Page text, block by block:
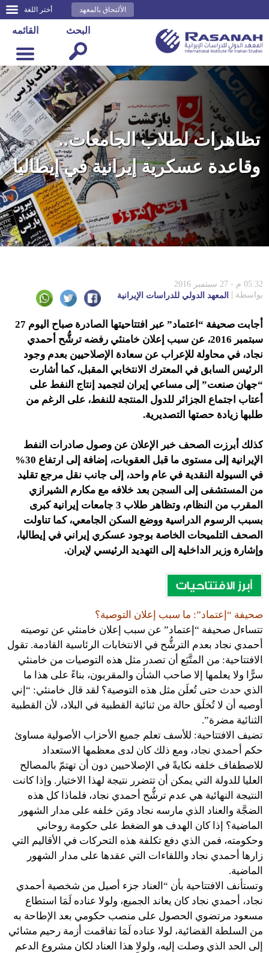
أختر اللغة الألتحاق بالمعهد
القائمه البحث
تظاهرات لطلاب الجامعات..
وقاعدة عسكرية إيرانية في إيطاليا
05:32 م - 27 سبتمبر 2016
بواسطة
المعهد الدولي للدراسات الإيرانية
أجابت صحيفة “اعتماد” عبر افتتاحيتها الصادرة صباح اليوم 27
سبتمبر 2016، عن سبب إعلان خامنئي رفضه ترشُّح أحمدي
نجاد، في محاولة للإعراب عن سعادة الإصلاحيين بعدم وجود
الرئيس السابق في المعترك الانتخابي المقبل، كما أشارت
“جهان صنعت” إلى مساعي إيران لتجميد إنتاج النفط على
أعتاب اجتماع الجزائر للدول المنتجة للنفط، على الرغم من
طلبها زيادة حصتها التصديرية.
كذلك أبرزت الصحف خبر الإعلان عن وصول صادرات النفط
الإيرانية إلى مستوى ما قبل العقوبات، إضافة إلى ارتفاع 30%
في السيولة النقدية في عام واحد، إلى جانب نقل مرجع تقليد
من المستشفى إلى السجن بعد خلافه مع مكارم الشيرازي
المقرب من النظام، وتظاهر طلاب 3 جامعات إيرانية كبرى
بسبب الرسوم الدراسية ووضع السكن الجامعي، كما تناولت
الصحف التلميحات الخاصة بوجود عسكري إيراني في إيطاليا،
وإشارة وزير الداخلية إلى التهديد الرئيسي لإيران.
صحيفة “إعتماد”: ما سبب إعلان التوصية؟
تتساءل صحيفة “إعتماد” عن سبب إعلان خامنئي عن توصيته
أحمدي نجاد بعدم الترشُّح في الانتخابات الرئاسية القادمة. تقول
الافتتاحية: من المتَّبَع أن تصدر مثل هذه التوصيات من خامنئي
سرًّا ولا يعلمها إلا صاحب الشأن والمقربون، بناءً على هذا ما
الذي حدث حتى تُعلَن مثل هذه التوصية؟ لقد قال خامنئي: “إني
أوصيه أن لا تُخلَق حالة من ثنائية القطبية في البلاد، لأن القطبية
الثنائية مضرة”.
تضيف الافتتاحية: للأسف تعلم جميع الأحزاب الأصولية مساوئ
حكم أحمدي نجاد، ومع ذلك كان لدى معظمها الاستعداد
للاصطفاف خلفه نكايةً في الإصلاحيين دون أن تهتمّ بالمصالح
العليا للدولة التي يمكن أن تتضرر نتيجة لهذا الاختيار. وإذا كانت
النتيجة النهائية هي عدم ترشُّح أحمدي نجاد، فلماذا كل هذه
الضجَّة والعناد الذي مارسه نجاد ومَن خلفه على مدار الشهور
الماضية؟ إذا كان الهدف هو الضغط على حكومة روحاني
وحكومته، فمن الذي دفع تكلفة هذه التحركات في الأقاليم التي
زارها أحمدي نجاد واللقاءات التي عقدها على مدار الشهور
الماضية.
وتستأنف الافتتاحية بأن “العناد جزء أصيل من شخصية أحمدي
نجاد، أحمدي نجاد كان يعاند الجميع، ولولا عناده لَمَا استطاع
مسعود مرتضوي الحصول على منصب حكومي بعد الإطاحة به
من السلطة القضائية، لولا عناده لَمَا تفاقمت أزمة رحيم مشائي
إلى الحد الذي وصلت إليه، ولولا هذا العناد لكان مشروع الدعم